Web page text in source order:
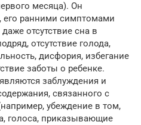
месяца). Он
его ранними симптомами
отсутствие сна в
отсутствие голода,
дисфория, избегание
заботы о ребенке.
заблуждения и
связанного с
убеждение в том,
голоса, приказывающие